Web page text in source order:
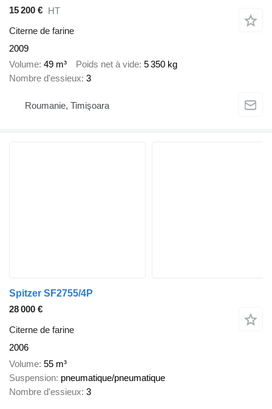
15 200 € HT
Citerne de farine
2009
Volume 49 m³ Poids net à vide 5 350 kg
Nombre d'essieux 3
Roumanie, Timişoara
Spitzer SF2755/4P
28 000 €
Citerne de farine
2006
Volume 55 m³
Suspension pneumatique/pneumatique
Nombre d'essieux 3